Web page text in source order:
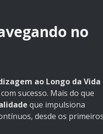
no
ao Longo da Vida
sucesso. Mais do que
que impulsiona
desde os